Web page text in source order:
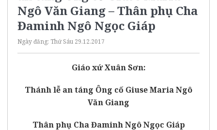
Ngô Văn Giang – Thân phụ Cha
Đaminh Ngô Ngọc Giáp
Ngày đăng: Thứ Sáu 29.12.2017
Giáo xứ Xuân Sơn:
Thánh lễ an táng Ông cố Giuse Maria Ngô
Văn Giang
Thân phụ Cha Đaminh Ngô Ngọc Giáp